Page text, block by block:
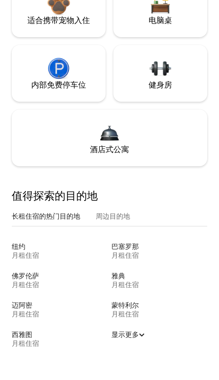
适合携带宠物入住 电脑桌
内部免费停车位 健身房
酒店式公寓
值得探索的目的地
长租住宿的热门目的地 周边目的地
纽约
月租住宿
巴塞罗那
月租住宿
佛罗伦萨
月租住宿
雅典
月租住宿
迈阿密
月租住宿
蒙特利尔
月租住宿
西雅图
月租住宿
显示更多